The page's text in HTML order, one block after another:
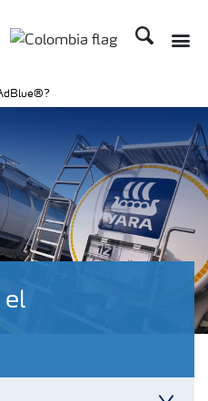
Buscar
el